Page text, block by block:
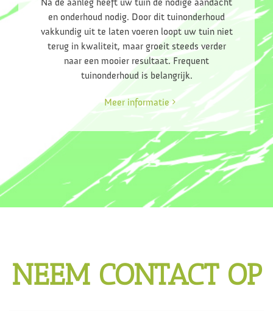
en onderhoud nodig. Door dit tuinonderhoud
vakkundig uit te laten voeren loopt uw tuin niet
terug in kwaliteit, maar groeit steeds verder
naar een mooier resultaat. Frequent
tuinonderhoud is belangrijk.
Meer informatie
NEEM CONTACT OP